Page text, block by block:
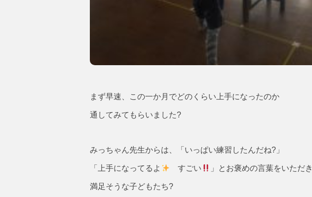
まず早速、この一か月でどのくらい上手になったのか
通してみてもらいました?
みっちゃん先生からは、「いっぱい練習したんだね?」
「上手になってるよ すごい 」とお褒めの言葉をいただき
満足そうな子どもたち?